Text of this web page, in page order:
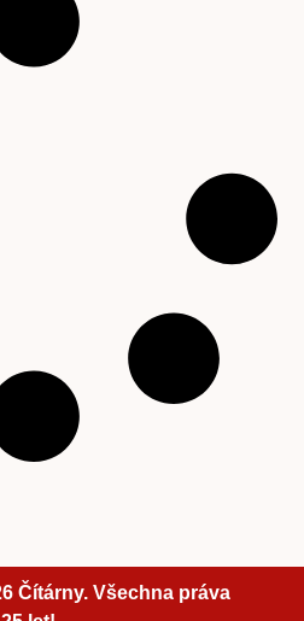
Čítárny. Všechna práva